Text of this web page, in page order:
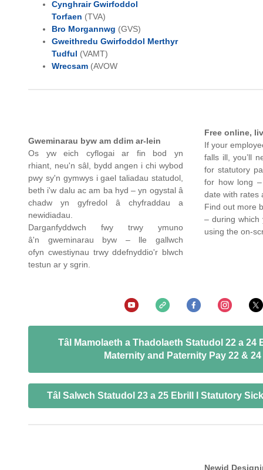
Cynghrair Gwirfoddol
Torfaen (TVA)
Bro Morgannwg (GVS)
Gweithredu Gwirfoddol Merthyr
Tudful (VAMT)
Wrecsam (AVOW
Gweminarau byw am ddim ar-lein
Os yw eich cyflogai ar fin bod yn
rhiant, neu'n sâl, bydd angen i chi wybod
pwy sy'n gymwys i gael taliadau statudol,
beth i'w dalu ac am ba hyd – yn ogystal â
chadw yn gyfredol â chyfraddau a
newidiadau.
Darganfyddwch fwy trwy ymuno
â'n gweminarau byw – lle gallwch
ofyn cwestiynau trwy ddefnyddio'r blwch
testun ar y sgrin.
Free online,
If your
falls ill, you’ll
for statutory
for how long
date with rates
Find out more
– during which
using the on-
Tâl Mamolaeth a Thadolaeth Statudol 22 a 24
Maternity and Paternity Pay 22 &
Tâl Salwch Statudol 23 a 25 Ebrill I Statutory
Newid